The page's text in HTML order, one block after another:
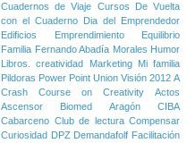
Cuadernos de Viaje Cursos
De Vuelta
con el Cuaderno Dia del Emprendedor
Edificios
Emprendimiento
Equilibrio
Familia Fernando Abadía Morales Humor
Libros. creatividad
Marketing
Mi familia
Pildoras Power Point Union Visión 2012 A
Crash Course on Creativity
Actos
Ascensor
Biomed Aragón
CIBA
Cabarceno Club de lectura Compensar
Curiosidad DPZ Demandafolf Facilitación